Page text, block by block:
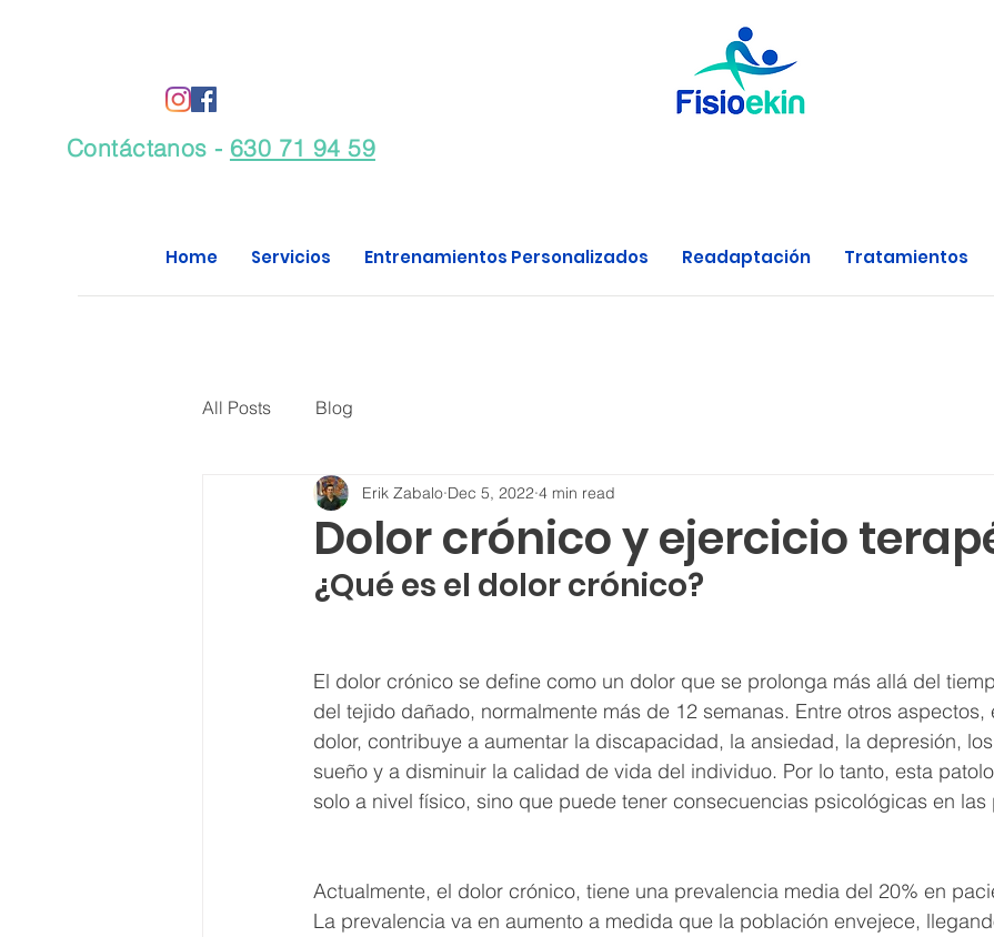
Contáctanos - 630 71 94 59
Home Servicios Entrenamientos Personalizados Readaptación Tratamientos
All Posts Blog
Dolor crónico y ejercicio
Erik Zabalo Dec 5, 2022 4 min read
¿Qué es el dolor crónico?
El dolor crónico se define como un dolor que se prolonga más allá del
del tejido dañado, normalmente más de 12 semanas. Entre otros aspectos,
dolor, contribuye a aumentar la discapacidad, la ansiedad, la depresión,
sueño y a disminuir la calidad de vida del individuo. Por lo tanto, esta
solo a nivel físico, sino que puede tener consecuencias psicológicas en las
Actualmente, el dolor crónico, tiene una prevalencia media del 20% en
La prevalencia va en aumento a medida que la población envejece,